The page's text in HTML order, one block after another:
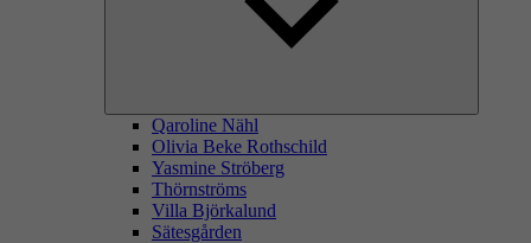
Qaroline Nähl
Olivia Beke Rothschild
Yasmine Ströberg
Thörnströms
Villa Björkalund
Sätesgården